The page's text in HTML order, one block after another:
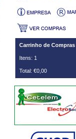
Carrinho de Compras
Itens: 1
Total: €0,00